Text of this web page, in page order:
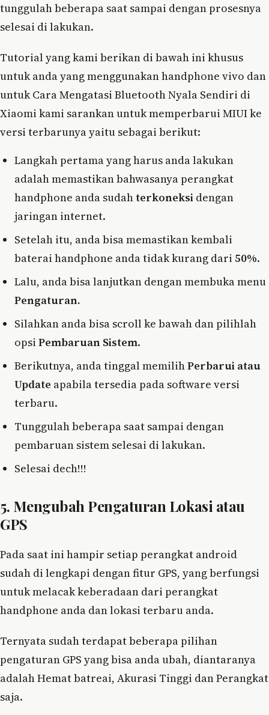
tunggulah beberapa saat sampai dengan prosesnya
selesai di lakukan.
Tutorial yang kami berikan di bawah ini khusus
untuk anda yang menggunakan handphone vivo dan
untuk Cara Mengatasi Bluetooth Nyala Sendiri di
Xiaomi kami sarankan untuk memperbarui MIUI ke
versi terbarunya yaitu sebagai berikut:
Langkah pertama yang harus anda lakukan
adalah memastikan bahwasanya perangkat
handphone anda sudahterkoneksi dengan
jaringan internet.
Setelah itu, anda bisa memastikan kembali
baterai handphone anda tidak kurang dari 50%.
Lalu, anda bisa lanjutkan dengan membuka menu
Pengaturan.
Silahkan anda bisa scroll ke bawah dan pilihlah
opsi Pembaruan Sistem.
Berikutnya, anda tinggal memilihPerbarui atau
Update apabila tersedia pada software versi
terbaru.
Tunggulah beberapa saat sampai dengan
pembaruan sistem selesai di lakukan.
Selesai dech!!!
5. Mengubah Pengaturan Lokasi atau
GPS
Pada saat ini hampir setiap perangkat android
sudah di lengkapi dengan fitur GPS, yang berfungsi
untuk melacak keberadaan dari perangkat
handphone anda dan lokasi terbaru anda.
Ternyata sudah terdapat beberapa pilihan
pengaturan GPS yang bisa anda ubah, diantaranya
adalah Hemat batreai, Akurasi Tinggi dan Perangkat
saja.